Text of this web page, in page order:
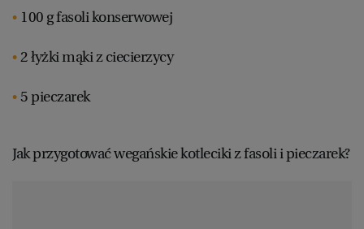
TRÓJMIASTO
WARSZAWA
100 g fasoli konserwowej
2 łyżki mąki z ciecierzycy
5 pieczarek
Jak przygotować wegańskie kotleciki z fasoli i pieczarek?